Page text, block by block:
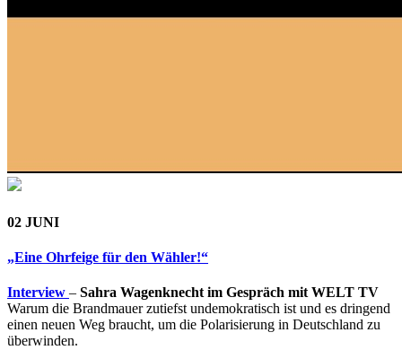
02 JUNI
„Eine Ohrfeige für den Wähler!“
Interview – Sahra Wagenknecht im Gespräch mit WELT TV
Warum die Brandmauer zutiefst undemokratisch ist und es dringend
einen neuen Weg braucht, um die Polarisierung in Deutschland zu
überwinden.